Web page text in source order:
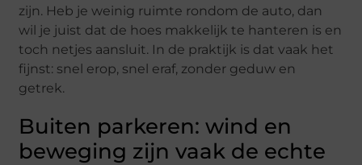
zijn. Heb je weinig ruimte rondom de auto, dan
wil je juist dat de hoes makkelijk te hanteren is en
toch netjes aansluit. In de praktijk is dat vaak het
fijnst: snel erop, snel eraf, zonder geduw en
getrek.
Buiten parkeren: wind en
beweging zijn vaak de echte